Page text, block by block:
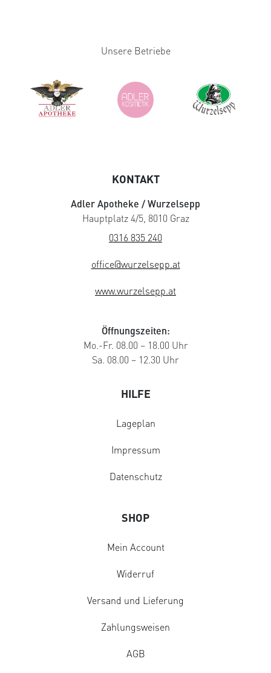
Unsere Betriebe
KONTAKT
Adler Apotheke / Wurzelsepp
Hauptplatz 4/5, 8010 Graz
0316 835 240
office@wurzelsepp.at
www.wurzelsepp.at
Öffnungszeiten:
Mo.-Fr. 08.00 – 18.00 Uhr
Sa. 08.00 – 12.30 Uhr
HILFE
Lageplan
Impressum
Datenschutz
SHOP
Mein Account
Widerruf
Versand und Lieferung
Zahlungsweisen
AGB